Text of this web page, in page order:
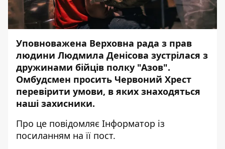
Уповноважена Верховна рада з прав
людини Людмила Денісова зустрілася з
дружинами бійців полку "Азов".
Омбудсмен просить Червоний Хрест
перевірити умови, в яких знаходяться
наші захисники.
Про це повідомляє Інформатор із
посиланням на її пост.